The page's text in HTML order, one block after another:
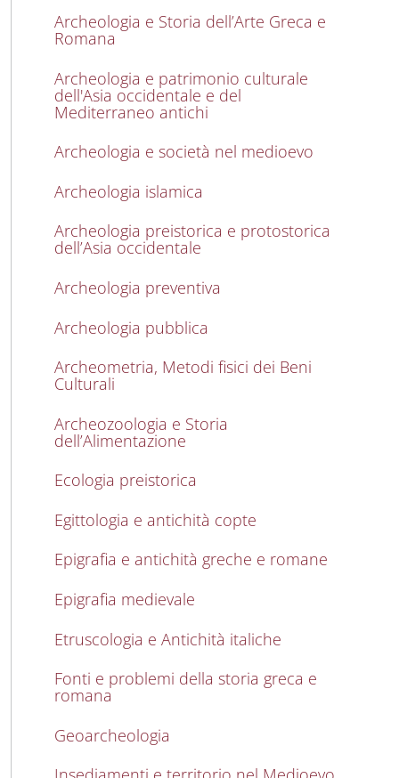
Archeologia e Storia dell’Arte Greca e
Romana
Archeologia e patrimonio culturale
dell'Asia occidentale e del
Mediterraneo antichi
Archeologia e società nel medioevo
Archeologia islamica
Archeologia preistorica e protostorica
dell’Asia occidentale
Archeologia preventiva
Archeologia pubblica
Archeometria, Metodi fisici dei Beni
Culturali
Archeozoologia e Storia
dell’Alimentazione
Ecologia preistorica
Egittologia e antichità copte
Epigrafia e antichità greche e romane
Epigrafia medievale
Etruscologia e Antichità italiche
Fonti e problemi della storia greca e
romana
Geoarcheologia